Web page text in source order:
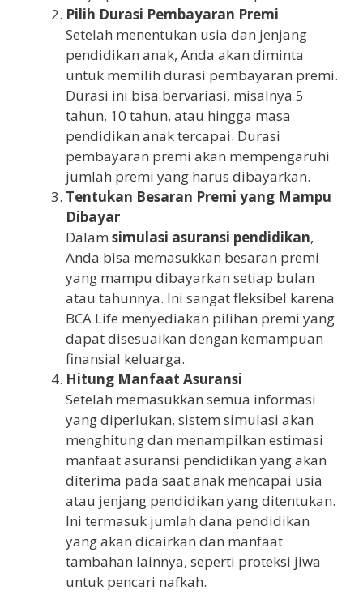
Pilih Durasi Pembayaran Premi
Setelah menentukan usia dan jenjang
pendidikan anak, Anda akan diminta
untuk memilih durasi pembayaran premi.
Durasi ini bisa bervariasi, misalnya 5
tahun, 10 tahun, atau hingga masa
pendidikan anak tercapai. Durasi
pembayaran premi akan mempengaruhi
jumlah premi yang harus dibayarkan.
Tentukan Besaran Premi yang Mampu
Dibayar
Dalam simulasi asuransi pendidikan,
Anda bisa memasukkan besaran premi
yang mampu dibayarkan setiap bulan
atau tahunnya. Ini sangat fleksibel karena
BCA Life menyediakan pilihan premi yang
dapat disesuaikan dengan kemampuan
finansial keluarga.
Hitung Manfaat Asuransi
Setelah memasukkan semua informasi
yang diperlukan, sistem simulasi akan
menghitung dan menampilkan estimasi
manfaat asuransi pendidikan yang akan
diterima pada saat anak mencapai usia
atau jenjang pendidikan yang ditentukan.
Ini termasuk jumlah dana pendidikan
yang akan dicairkan dan manfaat
tambahan lainnya, seperti proteksi jiwa
untuk pencari nafkah.